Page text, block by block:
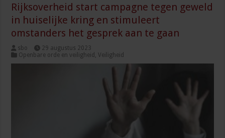
Rijksoverheid start campagne tegen geweld
in huiselijke kring en stimuleert
omstanders het gesprek aan te gaan
sbo
29 augustus 2023
Openbare orde en veiligheid ,Veiligheid